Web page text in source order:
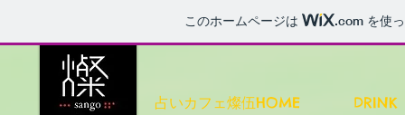
このホームページは .com を使
占いカフェ燦伍HOME DRINK